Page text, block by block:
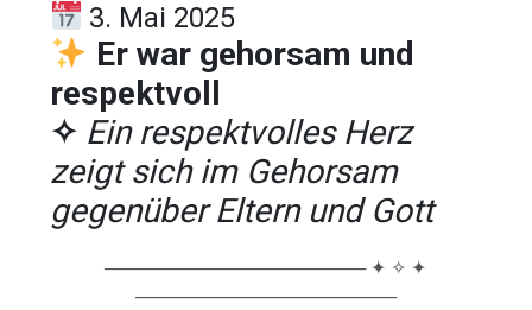
3. Mai 2025
Er war gehorsam und
respektvoll
✧ Ein respektvolles Herz
zeigt sich im Gehorsam
gegenüber Eltern und Gott
──────────────────── ✦ ✧ ✦
────────────────────